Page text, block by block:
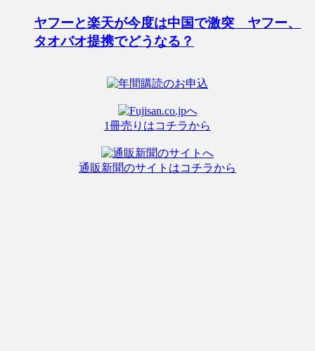
ヤフーと楽天が今度は中国で激突 ヤフー、
タオバオ提携でどうなる？
1冊売りはコチラから
通販新聞のサイトはコチラから